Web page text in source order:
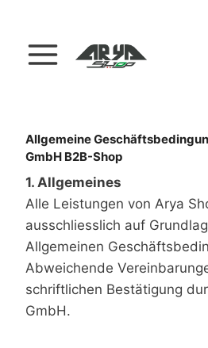
springen
Allgemeine
GmbH B2B-Shop
1. Allgemeines
Alle Leistungen von Arya
ausschliesslich auf
Allgemeinen
Abweichende
schriftlichen Bestätigung
GmbH.